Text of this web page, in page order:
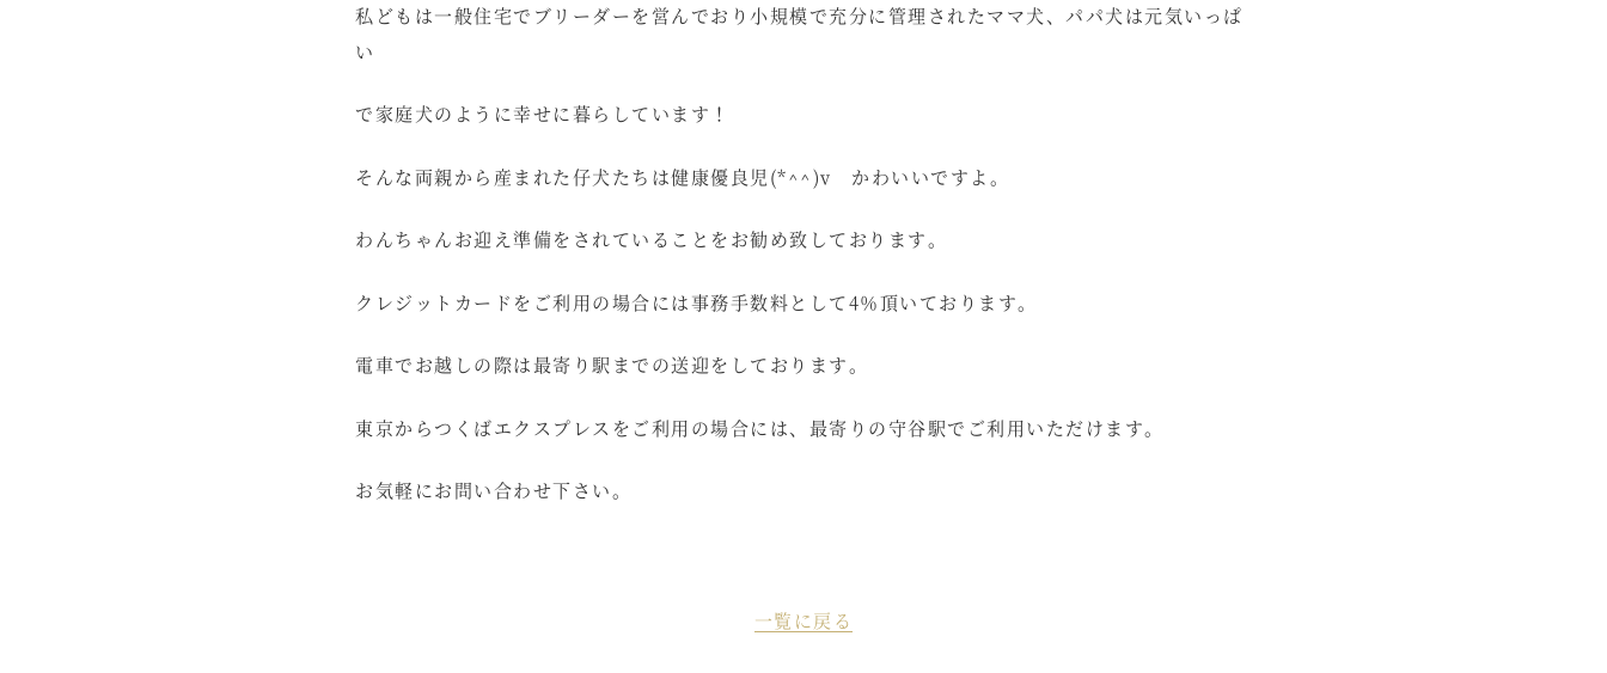
私どもは一般住宅でブリーダーを営んでおり小規模で充分に管理されたママ犬、パパ犬は元気いっぱ
い
で家庭犬のように幸せに暮らしています！
そんな両親から産まれた仔犬たちは健康優良児(*^^)v かわいいですよ。
わんちゃんお迎え準備をされていることをお勧め致しております。
クレジットカードをご利用の場合には事務手数料として4％頂いております。
電車でお越しの際は最寄り駅までの送迎をしております。
東京からつくばエクスプレスをご利用の場合には、最寄りの守谷駅でご利用いただけます。
お気軽にお問い合わせ下さい。
一覧に戻る